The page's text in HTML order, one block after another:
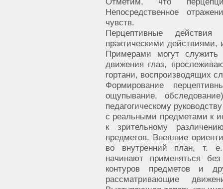
Непосредственное
чувств.
Перцептивные
практическими
Примерами могут
движения глаз,
гортани, воспроизводящих
Формирование
ощупывание,
педагогическому
с реальными предметами к
к зрительному
предметов. Внешние
во внутренний план, т.
начинают применяться
контуров предметов и
рассматривающие